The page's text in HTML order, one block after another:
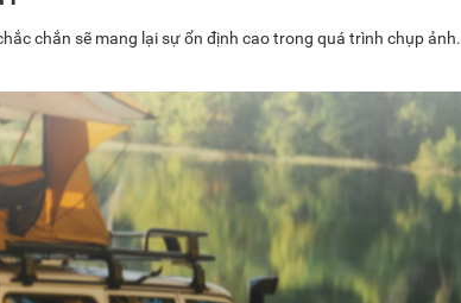
chắn sẽ mang lại sự ổn định cao trong quá trình chụp ảnh.